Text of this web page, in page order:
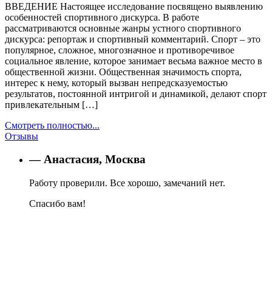
ВВЕДЕНИЕ Настоящее исследование посвящено выявлению
особенностей спортивного дискурса. В работе
рассматриваются основные жанры устного спортивного
дискурса: репортаж и спортивный комментарий. Спорт – это
популярное, сложное, многозначное и противоречивое
социальное явление, которое занимает весьма важное место в
общественной жизни. Общественная значимость спорта,
интерес к нему, который вызван непредсказуемостью
результатов, постоянной интригой и динамикой, делают спорт
привлекательным […]
Смотреть полностью...
Отзывы
— Анастасия, Москва
Работу проверили. Все хорошо, замечаний нет.
Спасибо вам!